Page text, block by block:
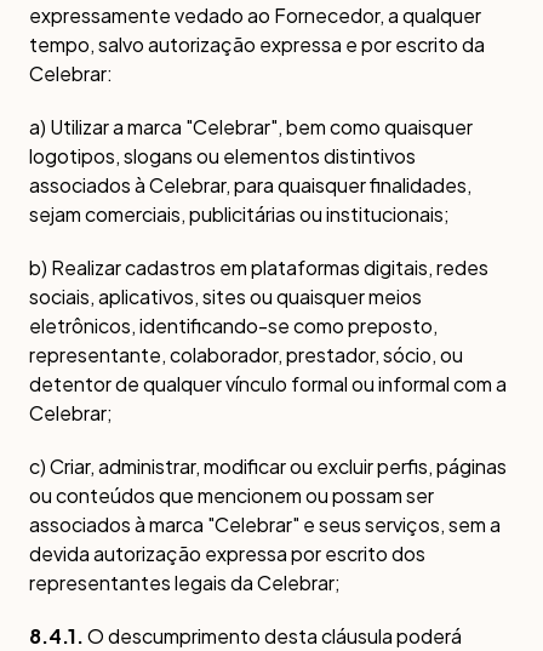
expressamente vedado ao Fornecedor, a qualquer
tempo, salvo autorização expressa e por escrito da
Celebrar:
a) Utilizar a marca "Celebrar", bem como quaisquer
logotipos, slogans ou elementos distintivos
associados à Celebrar, para quaisquer finalidades,
sejam comerciais, publicitárias ou institucionais;
b) Realizar cadastros em plataformas digitais, redes
sociais, aplicativos, sites ou quaisquer meios
eletrônicos, identificando-se como preposto,
representante, colaborador, prestador, sócio, ou
detentor de qualquer vínculo formal ou informal com a
Celebrar;
c) Criar, administrar, modificar ou excluir perfis, páginas
ou conteúdos que mencionem ou possam ser
associados à marca "Celebrar" e seus serviços, sem a
devida autorização expressa por escrito dos
representantes legais da Celebrar;
8.4.1.O descumprimento desta cláusula poderá